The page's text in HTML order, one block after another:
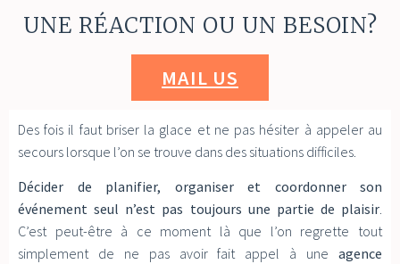
UNE RÉACTION OU UN BESOIN?
MAIL US
Des fois il faut briser la glace et ne pas hésiter à appeler au
secours lorsque l’on se trouve dans des situations difficiles.
Décider de planifier, organiser et coordonner son
événement seul n’est pas toujours une partie de plaisir.
C’est peut-être à ce moment là que l’on regrette tout
simplement de ne pas avoir fait appel à une agence